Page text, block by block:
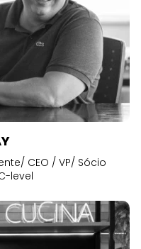
CEO / VP/ Sócio
level